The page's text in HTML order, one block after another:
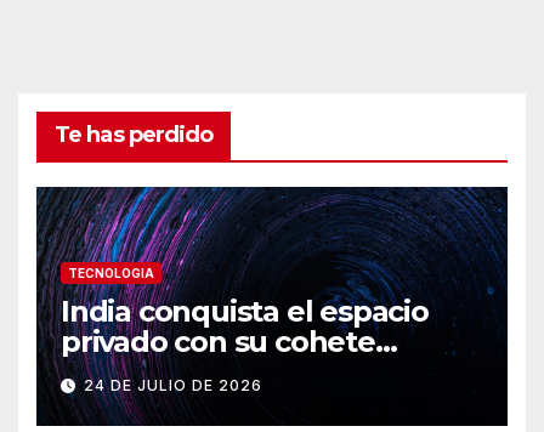
Te has perdido
TECNOLOGIA
India conquista el espacio
privado con su cohete
Vikram-1
24 DE JULIO DE 2026